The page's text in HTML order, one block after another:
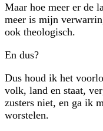
Maar hoe meer er de
meer is mijn
ook theologisch.
En dus?
Dus houd ik het
volk, land en staat,
zusters niet, en ga ik
worstelen.